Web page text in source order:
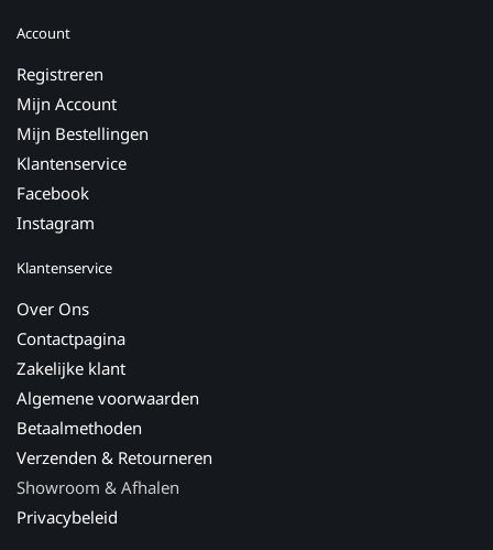
Account
Registreren
Mijn Account
Mijn Bestellingen
Klantenservice
Facebook
Instagram
Klantenservice
Over Ons
Contactpagina
Zakelijke klant
Algemene voorwaarden
Betaalmethoden
Verzenden & Retourneren
Showroom & Afhalen
Privacybeleid